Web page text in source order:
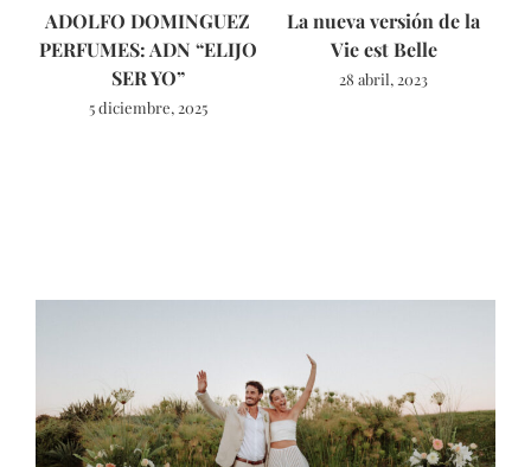
ADOLFO DOMINGUEZ
PERFUMES: ADN “ELIJO
SER YO”
5 diciembre, 2025
La nueva versión de la
Vie est Belle
28 abril, 2023